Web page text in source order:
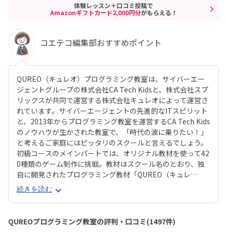
体験レッスン＋口コミ投稿で
Amazonギフトカード2,000円分がもらえる！
コエテコ編集部おすすめポイント
QUREO（キュレオ）プログラミング教室は、サイバーエー
ジェントグループの株式会社CA Tech Kidsと、株式会社スプ
リックスが共同で運営する株式会社キュレオによって運営さ
れています。サイバーエージェントの先進的なITスピリット
と、2013年からプログラミング教室を運営するCA Tech Kids
のノウハウが生かされた教室で、「時代の波に乗りたい！」
と考えるご家庭にはピッタリのスクールと言えるでしょう。
初級コースのメインパートでは、オリジナル教材を使って42
0種類のゲーム制作に挑戦。教材はスクール名のとおり、独
自に開発されたプログラミング教材「QUREO（キュレ
オ）」です。スマホゲームのような感覚でサクサク進められ
るのに、本格的な内容が学べるのが魅力。子どもにとっても
「やらされている感」がないので、楽しくゲームをクリアし
ていくようなペースでどんどん学習を進めていけます。教材
のデザイン性も高く、実際にスマホゲーム開発で使用されて
続きを読む
QUREOプログラミング教室の評判・口コミ(1497件)